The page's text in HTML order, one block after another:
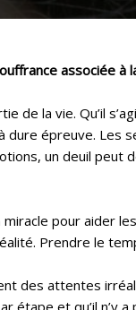
associée
de la vie. Qu’il
épreuve. Les
un deuil peut
miracle pour aider
Prendre le
des attentes
étape et qu’il